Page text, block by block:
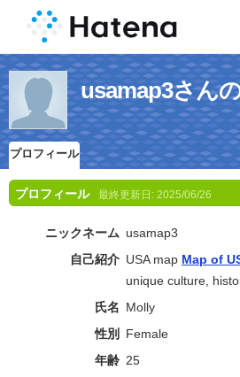
usamap3さん
プロフィール
プロフィール 最終更新日: 2025/06/26
ニックネーム usamap3
自己紹介 USA map Map of
unique culture,
氏名 Molly
性別
Female
年齢 25